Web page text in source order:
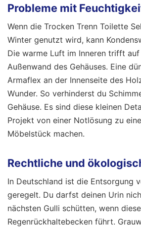
Probleme mit
Wenn die Trocken Trenn Toilette
Winter genutzt wird, kann
Die warme Luft im Inneren trifft
Außenwand des Gehäuses. Eine
Armaflex an der Innenseite des
Wunder. So verhinderst du
Gehäuse. Es sind diese kleinen
Projekt von einer Notlösung zu
Möbelstück machen.
Rechtliche und
In Deutschland ist die Entsorgung
geregelt. Du darfst deinen Urin
nächsten Gulli schütten, wenn
Regenrückhaltebecken führt.